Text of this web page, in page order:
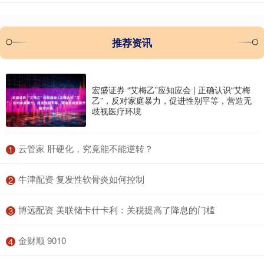
推荐资讯
宏盛证券 “艾梅乙”应知应会 | 正确认识“艾梅
乙”，反对家庭暴力，促进性别平等，营造无
歧视医疗环境
1 ​云管家 肝硬化，究竟能不能逆转？
2 ​牛津配资 复发性软骨炎如何控制
3 ​博远配资 美联储卡什卡利：关税提高了降息的门槛
4 ​金财顺 9010